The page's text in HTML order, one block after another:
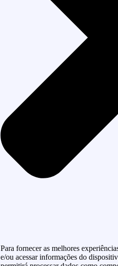
Para fornecer as melhores
e/ou acessar informações do